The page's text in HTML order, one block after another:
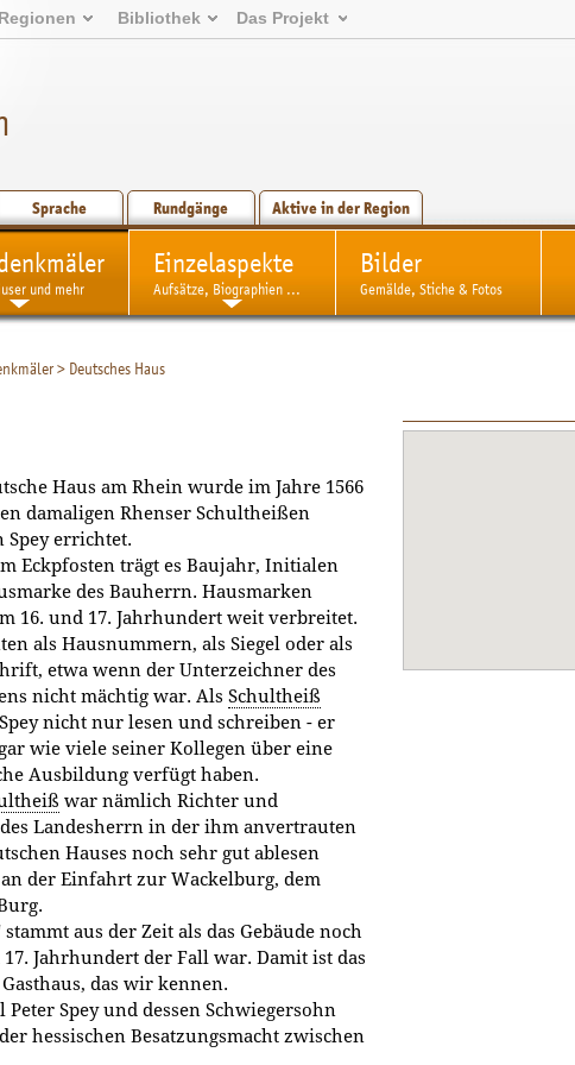
Regionen Bibliothek Das Projekt
Sprache Rundgänge Aktive in der Region
und mehr
Einzelaspekte
Aufsätze, Biographien ...
Bilder
Gemälde, Stiche & Fotos
> Deutsches Haus
Haus am Rhein wurde im Jahre 1566
damaligen Rhenser Schultheißen
Spey errichtet.
Eckpfosten trägt es Baujahr, Initialen
des Bauherrn. Hausmarken
16. und 17. Jahrhundert weit verbreitet.
als Hausnummern, als Siegel oder als
etwa wenn der Unterzeichner des
nicht mächtig war. Als Schultheiß
nicht nur lesen und schreiben - er
wie viele seiner Kollegen über eine
Ausbildung verfügt haben.
war nämlich Richter und
Landesherrn in der ihm anvertrauten
Hauses noch sehr gut ablesen
der Einfahrt zur Wackelburg, dem
aus der Zeit als das Gebäude noch
Jahrhundert der Fall war. Damit ist das
das wir kennen.
Spey und dessen Schwiegersohn
der hessischen Besatzungsmacht zwischen